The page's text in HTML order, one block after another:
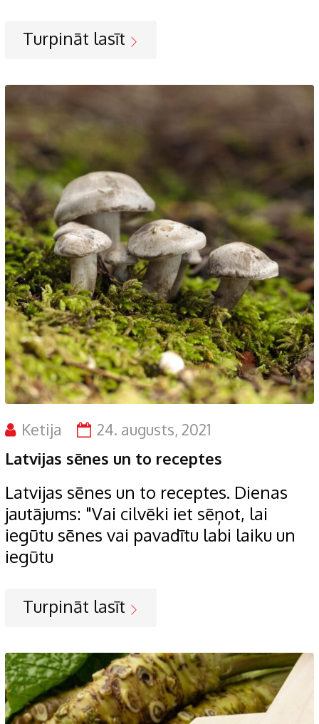
Turpināt lasīt
Ketija 24. augusts, 2021
Latvijas sēnes un to receptes
Latvijas sēnes un to receptes. Dienas
jautājums: "Vai cilvēki iet sēņot, lai
iegūtu sēnes vai pavadītu labi laiku un
iegūtu
Turpināt lasīt